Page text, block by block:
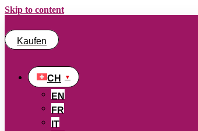
Skip to content
Kaufen
CH
EN
FR
IT